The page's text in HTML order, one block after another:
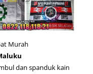
Murah
dan spanduk kain